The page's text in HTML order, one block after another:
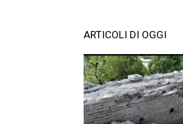
ARTICOLI DI OGGI